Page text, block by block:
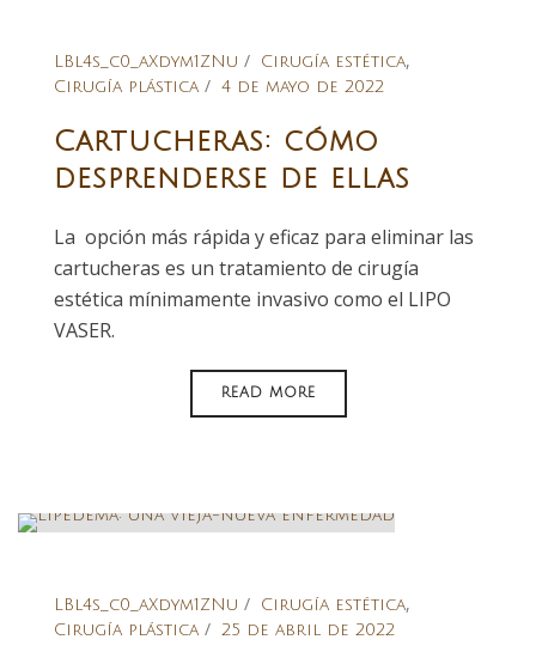
LBl4s_c0_aXdym1ZNu Cirugía estética,
Cirugía plástica 4 de mayo de 2022
Cartucheras: cómo
desprenderse de ellas
La opción más rápida y eficaz para eliminar las
cartucheras es un tratamiento de cirugía
estética mínimamente invasivo como el LIPO
VASER.
READ MORE
LBl4s_c0_aXdym1ZNu Cirugía estética,
Cirugía plástica 25 de abril de 2022